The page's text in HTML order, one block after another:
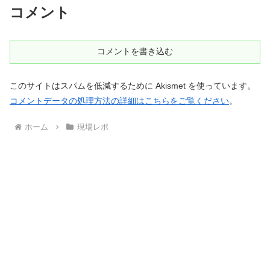
コメント
コメントを書き込む
このサイトはスパムを低減するために Akismet を使っています。
コメントデータの処理方法の詳細はこちらをご覧ください。
ホーム 現場レポ